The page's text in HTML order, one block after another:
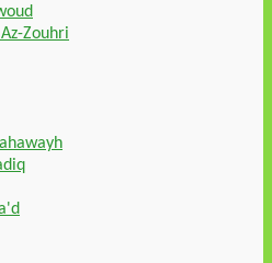
Zouhri